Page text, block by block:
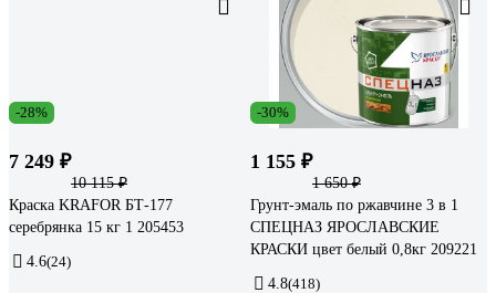
-28%
7 249 ₽
10 115 ₽
Краска KRAFOR БТ-177
серебрянка 15 кг 1 205453
4.6(24)
-30%
1 155 ₽
1 650 ₽
Грунт-эмаль по ржавчине 3 в 1
СПЕЦНАЗ ЯРОСЛАВСКИЕ
КРАСКИ цвет белый 0,8кг 209221
4.8(418)